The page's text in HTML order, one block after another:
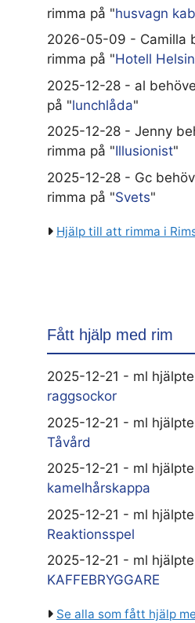
rimma på "husvagn
2026-05-09 - Camilla
rimma på "Hotell
2025-12-28 - al
på "lunchlåda"
2025-12-28 - Jenny
rimma på "Illusionist"
2025-12-28 - Gc
rimma på "Svets"
Hjälp till att rimma i
Fått hjälp med rim
2025-12-21 - ml
raggsockor
2025-12-21 - ml
Tåvård
2025-12-21 - ml
kamelhårskappa
2025-12-21 - ml
Reaktionsspel
2025-12-21 - ml
KAFFEBRYGGARE
Se alla som fått hjälp